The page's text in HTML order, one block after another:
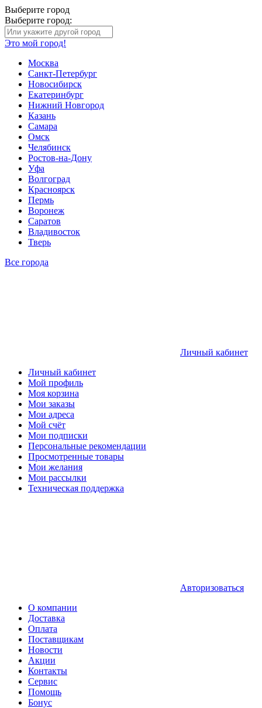
Выберите город
Выберите город:
Это мой город!
Москва
Санкт-Петербург
Новосибирск
Екатеринбург
Нижний Новгород
Казань
Самара
Омск
Челябинск
Ростов-на-Дону
Уфа
Волгоград
Красноярск
Пермь
Воронеж
Саратов
Владивосток
Тверь
Все города
Личный кабинет
Личный кабинет
Мой профиль
Моя корзина
Мои заказы
Мои адреса
Мой счёт
Мои подписки
Персональные рекомендации
Просмотренные товары
Мои желания
Мои рассылки
Техническая поддержка
Авторизоваться
О компании
Доставка
Оплата
Поставщикам
Новости
Акции
Контакты
Сервис
Помощь
Бонус